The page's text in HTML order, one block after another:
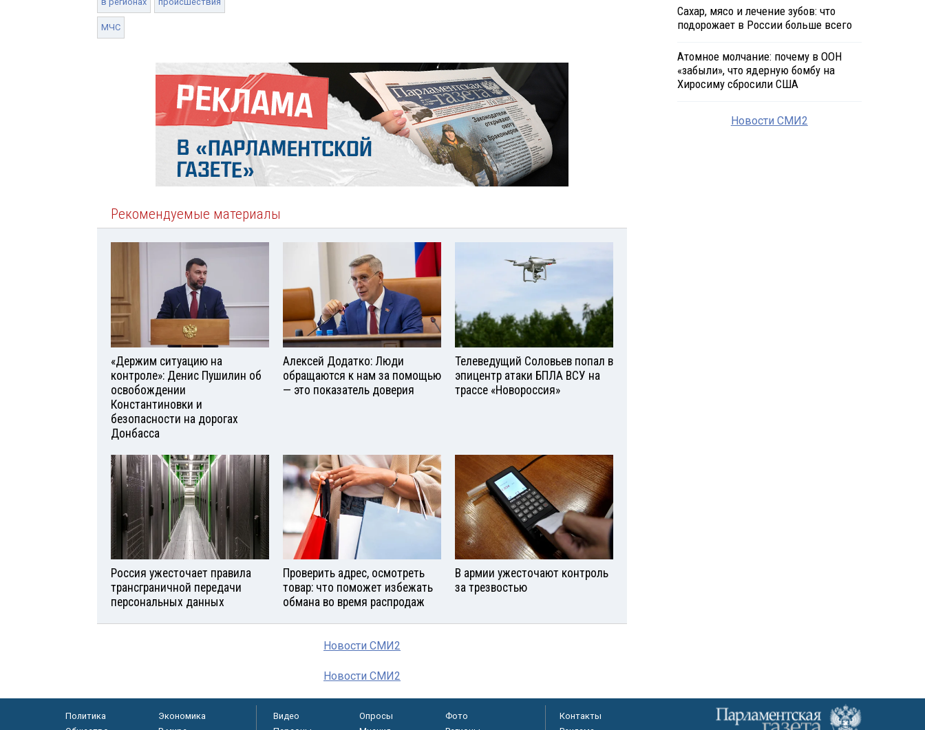
МЧС
Рекомендуемые материалы
«Держим ситуацию на
контроле»: Денис Пушилин об
освобождении
Константиновки и
безопасности на дорогах
Донбасса
Алексей Додатко: Люди
обращаются к нам за помощью
— это показатель доверия
Телеведущий Соловьев попал в
эпицентр атаки БПЛА ВСУ на
трассе «Новороссия»
Россия ужесточает правила
трансграничной передачи
персональных данных
Проверить адрес, осмотреть
товар: что поможет избежать
обмана во время распродаж
В армии ужесточают контроль
за трезвостью
Новости СМИ2
Новости СМИ2
Сахар, мясо и лечение зубов: что
подорожает в России больше всего
Атомное молчание: почему в ООН
«забыли», что ядерную бомбу на
Хиросиму сбросили США
Новости СМИ2
Политика
Экономика
Видео Опросы
Фото
Контакты